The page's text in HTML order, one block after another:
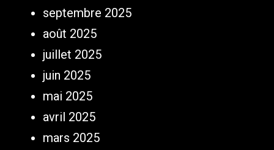
septembre 2025
août 2025
juillet 2025
juin 2025
mai 2025
avril 2025
mars 2025